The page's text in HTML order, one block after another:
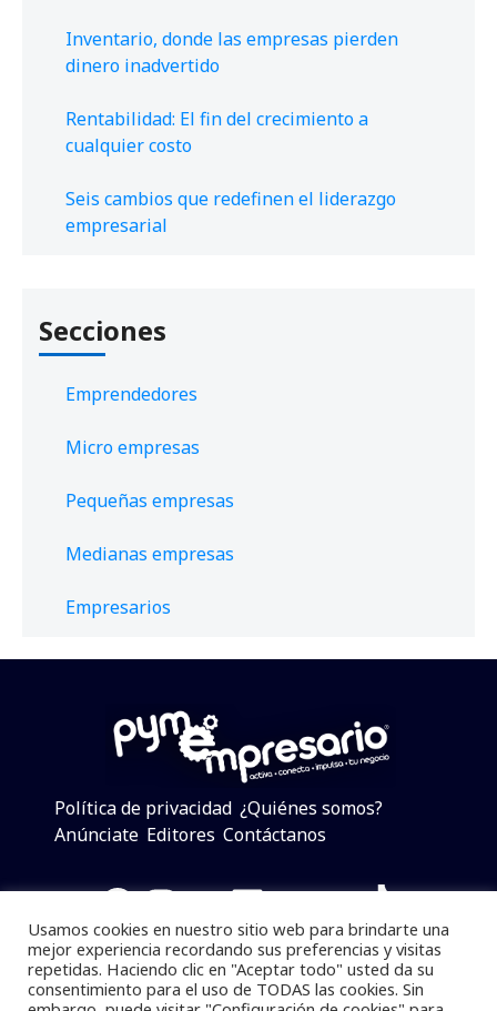
Inventario, donde las empresas pierden
dinero inadvertido
Rentabilidad: El fin del crecimiento a
cualquier costo
Seis cambios que redefinen el liderazgo
empresarial
Secciones
Emprendedores
Micro empresas
Pequeñas empresas
Medianas empresas
Empresarios
Política de privacidad ¿Quiénes somos?
Anúnciate Editores Contáctanos
Facebook
Instagram
Twitter
LinkedIn
Telegram
YouTube
TikTok
Usamos cookies en nuestro sitio web para brindarte una
mejor experiencia recordando sus preferencias y visitas
repetidas. Haciendo clic en "Aceptar todo" usted da su
consentimiento para el uso de TODAS las cookies. Sin